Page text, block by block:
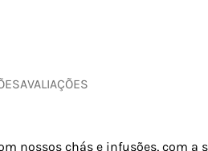
AVALIAÇÕES
nossos chás e infusões, com a